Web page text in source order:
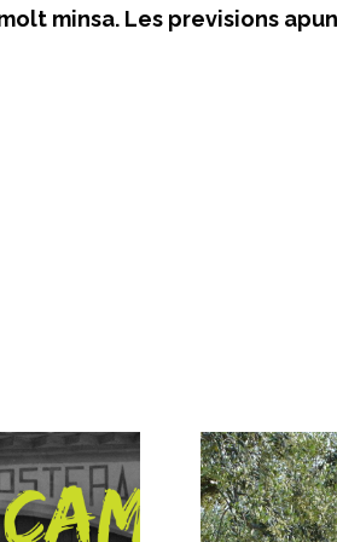
minsa. Les previsions